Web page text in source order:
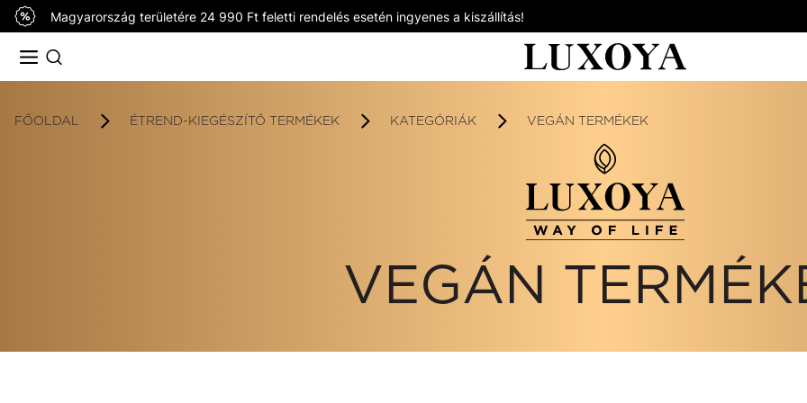
Magyarország területére 24 990 Ft feletti rendelés esetén ingyenes a kiszállítás!
FŐOLDAL ÉTREND-KIEGÉSZÍTŐ TERMÉKEK KATEGÓRIÁK VEGÁN TERMÉKEK
VEGÁN